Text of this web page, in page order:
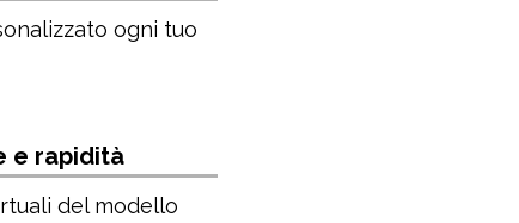
ogni tuo
e rapidità
del modello